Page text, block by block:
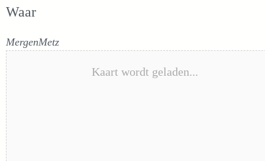
Waar
MergenMetz
Kaart wordt geladen...